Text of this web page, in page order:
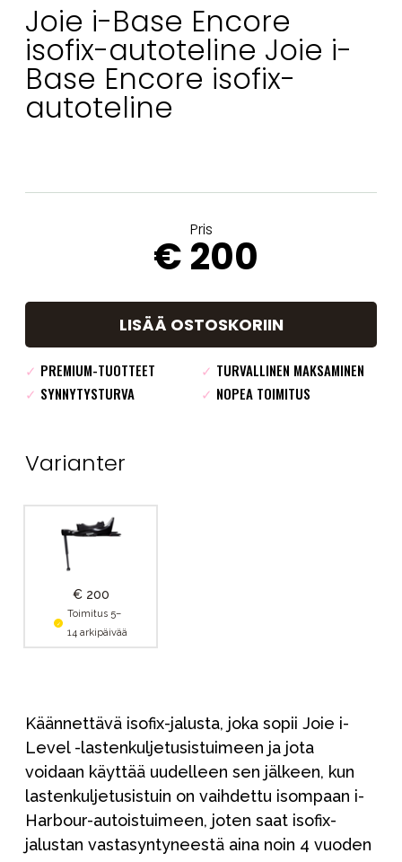
Joie i-Base Encore
isofix-autoteline Joie i-
Base Encore isofix-
autoteline
Pris
€ 200
LISÄÄ OSTOSKORIIN
✓ PREMIUM-TUOTTEET ✓ TURVALLINEN MAKSAMINEN
✓ SYNNYTYSTURVA ✓ NOPEA TOIMITUS
Varianter
€ 200
Toimitus 5–
14 arkipäivää
Käännettävä isofix-jalusta, joka sopii Joie i-
Level -lastenkuljetusistuimeen ja jota
voidaan käyttää uudelleen sen jälkeen, kun
lastenkuljetusistuin on vaihdettu isompaan i-
Harbour-autoistuimeen, joten saat isofix-
jalustan vastasyntyneestä aina noin 4 vuoden